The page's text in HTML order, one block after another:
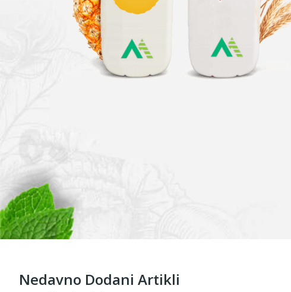
Nedavno Dodani Artikli